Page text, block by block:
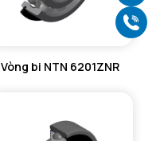
Vòng bi NTN 6201ZNR